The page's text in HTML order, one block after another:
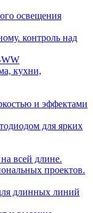
освещения
контроль над
WW
кухни,
и эффектами
для ярких
всей длине.
проектов.
длинных линий